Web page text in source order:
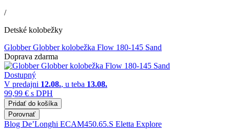
/
Detské kolobežky
Globber Globber kolobežka Flow 180-145 Sand
Doprava zdarma
Dostupný
V predajni 12.08., u teba 13.08.
99,99 € s DPH
Pridať do košíka
Porovnať
Blog De’Longhi ECAM450.65.S Eletta Explore